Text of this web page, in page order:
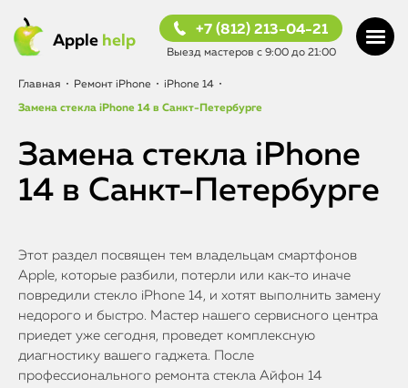
Apple help
+7 (812) 213-04-21
Выезд мастеров с 9:00 до 21:00
Главная • Ремонт iPhone • iPhone 14 •
Замена стекла iPhone 14 в Санкт-Петербурге
Замена стекла iPhone
14 в Санкт-Петербурге
Этот раздел посвящен тем владельцам смартфонов
Apple, которые разбили, потерли или как-то иначе
повредили стекло iPhone 14, и хотят выполнить замену
недорого и быстро. Мастер нашего сервисного центра
приедет уже сегодня, проведет комплексную
диагностику вашего гаджета. После
профессионального ремонта стекла Айфон 14